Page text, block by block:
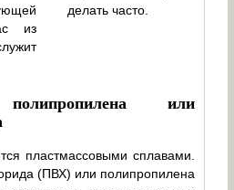
из
делать часто.
или
пластмассовыми сплавами.
(ПВХ) или полипропилена